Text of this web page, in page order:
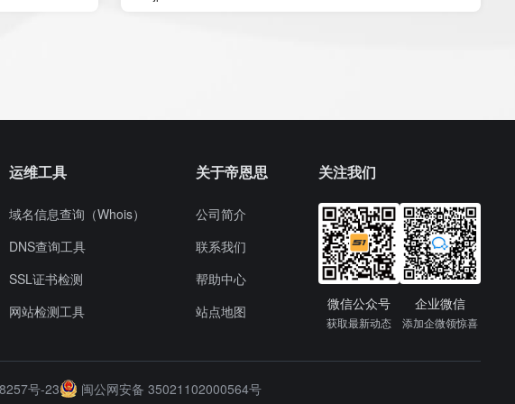
运维工具
域名信息查询（Whois）
DNS查询工具
SSL证书检测
网站检测工具
关于帝恩思
公司简介
联系我们
帮助中心
站点地图
关注我们
微信公众号
获取最新动态
企业微信
添加企微领惊喜
号-23 闽公网安备 35021102000564号